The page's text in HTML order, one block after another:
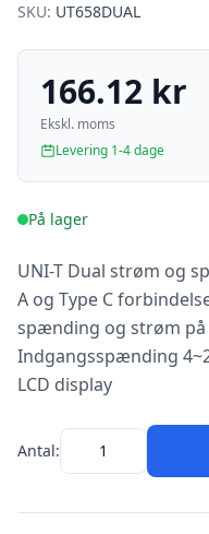
SKU: UT658DUAL
166.12 kr
Ekskl. moms
Levering 1-4 dage
På lager
UNI-T Dual strøm og
A og Type C
spænding og strøm
Indgangsspænding
LCD display
Antal: